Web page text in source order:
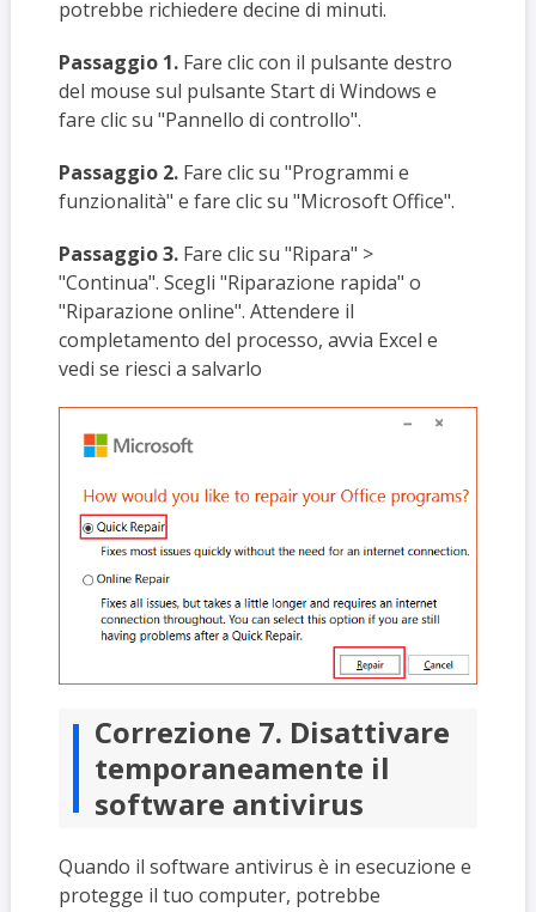
potrebbe richiedere decine di minuti.
Passaggio 1.Fare clic con il pulsante destro
del mouse sul pulsante Start di Windows e
fare clic su "Pannello di controllo".
Passaggio 2.Fare clic su "Programmi e
funzionalità" e fare clic su "Microsoft Office".
Passaggio 3.Fare clic su "Ripara" >
"Continua". Scegli "Riparazione rapida" o
"Riparazione online". Attendere il
completamento del processo, avvia Excel e
vedi se riesci a salvarlo
Correzione 7. Disattivare
temporaneamente il
software antivirus
Quando il software antivirus è in esecuzione e
protegge il tuo computer, potrebbe